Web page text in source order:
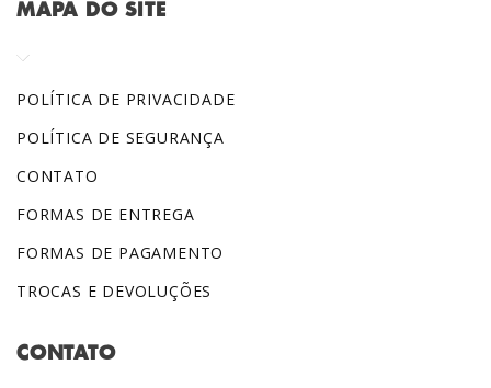
MAPA DO SITE
POLÍTICA DE PRIVACIDADE
POLÍTICA DE SEGURANÇA
CONTATO
FORMAS DE ENTREGA
FORMAS DE PAGAMENTO
TROCAS E DEVOLUÇÕES
CONTATO